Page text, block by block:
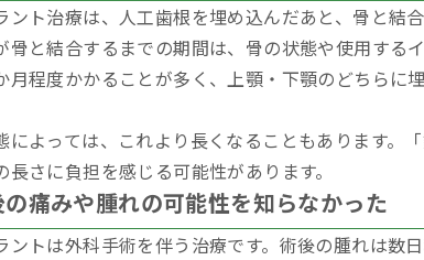
ント治療は、人工歯根を埋め込んだあと、骨と結
骨と結合するまでの期間は、骨の状態や使用する
月程度かかることが多く、上顎・下顎のどちらに
によっては、これより長くなることもあります。
長さに負担を感じる可能性があります。
痛みや腫れの可能性を知らなかった
ントは外科手術を伴う治療です。術後の腫れは数